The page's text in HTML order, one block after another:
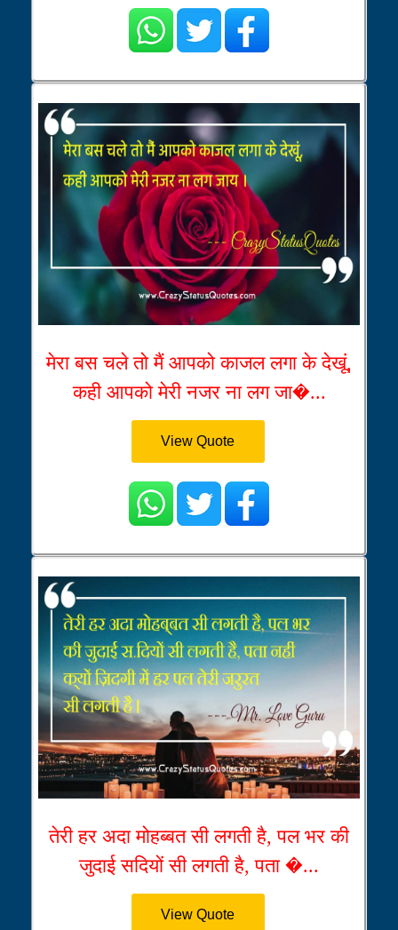
मेरा बस चले तो मैं आपको काजल लगा के देखूं,
कही आपको मेरी नजर ना लग जा�...
View Quote
तेरी हर अदा मोहब्बत सी लगती है, पल भर की
जुदाई सदियों सी लगती है, पता �...
View Quote